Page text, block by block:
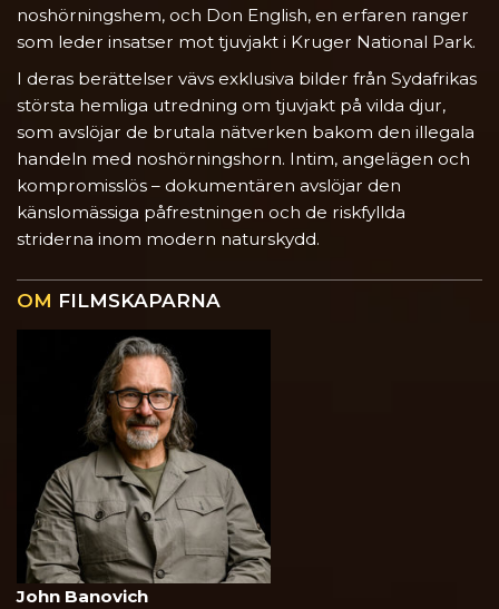
noshörningshem, och Don English, en erfaren ranger
som leder insatser mot tjuvjakt i Kruger National Park.
I deras berättelser vävs exklusiva bilder från Sydafrikas
största hemliga utredning om tjuvjakt på vilda djur,
som avslöjar de brutala nätverken bakom den illegala
handeln med noshörningshorn. Intim, angelägen och
kompromisslös – dokumentären avslöjar den
känslomässiga påfrestningen och de riskfyllda
striderna inom modern naturskydd.
OM FILMSKAPARNA
John Banovich